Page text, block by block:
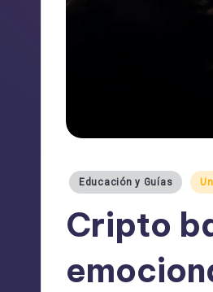
Publicado
Educación y Guías
Cripto